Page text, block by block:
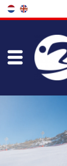
Winkel
Onderhoud